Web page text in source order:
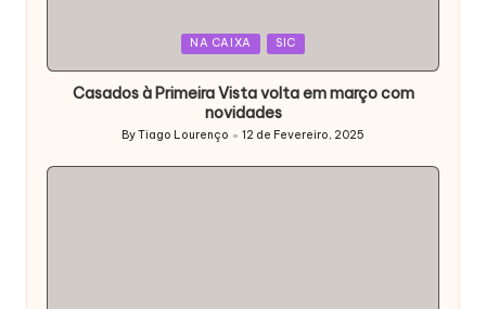
NA CAIXA SIC
Casados à Primeira Vista volta em março com
novidades
Posted
by
ByTiago Lourenço 12 de Fevereiro, 2025